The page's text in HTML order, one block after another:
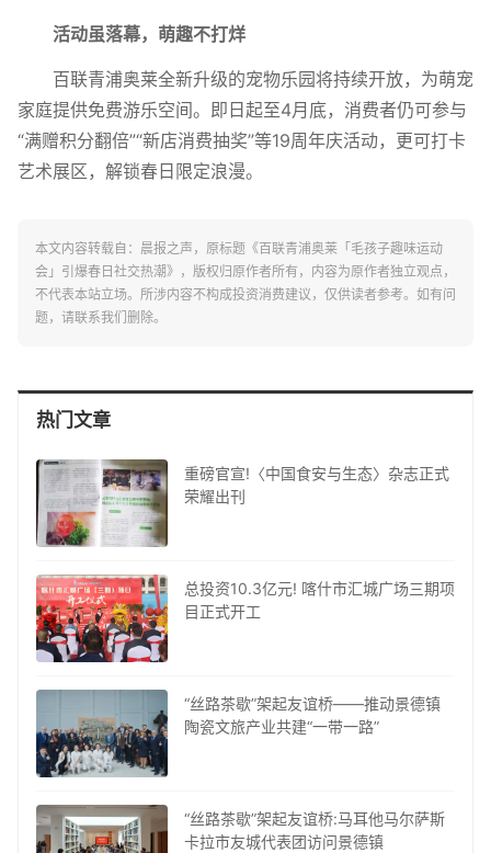
活动虽落幕，萌趣不打烊
百联青浦奥莱全新升级的宠物乐园将持续开放，为萌宠
家庭提供免费游乐空间。即日起至4月底，消费者仍可参与
“满赠积分翻倍”“新店消费抽奖”等19周年庆活动，更可打卡
艺术展区，解锁春日限定浪漫。
本文内容转载自：晨报之声，原标题《百联青浦奥莱「毛孩子趣味运动
会」引爆春日社交热潮》，版权归原作者所有，内容为原作者独立观点，
不代表本站立场。所涉内容不构成投资消费建议，仅供读者参考。如有问
题，请联系我们删除。
热门文章
重磅官宣!〈中国食安与生态〉杂志正式
荣耀出刊
总投资10.3亿元! 喀什市汇城广场三期项
目正式开工
“丝路茶歇”架起友谊桥——推动景德镇
陶瓷文旅产业共建“一带一路”
“丝路茶歇”架起友谊桥:马耳他马尔萨斯
卡拉市友城代表团访问景德镇